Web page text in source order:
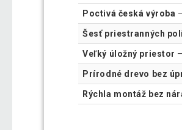
Poctivá česká výroba
Šesť priestranných
Veľký úložný priestor
Prírodné drevo bez
Rýchla montáž bez